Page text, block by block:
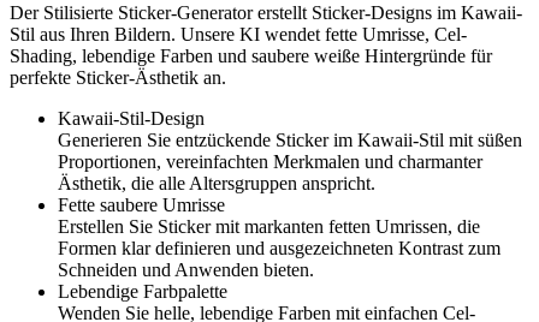
Der Stilisierte Sticker-Generator erstellt Sticker-Designs im Kawaii-
Stil aus Ihren Bildern. Unsere KI wendet fette Umrisse, Cel-
Shading, lebendige Farben und saubere weiße Hintergründe für
perfekte Sticker-Ästhetik an.
Kawaii-Stil-Design
Generieren Sie entzückende Sticker im Kawaii-Stil mit süßen
Proportionen, vereinfachten Merkmalen und charmanter
Ästhetik, die alle Altersgruppen anspricht.
Fette saubere Umrisse
Erstellen Sie Sticker mit markanten fetten Umrissen, die
Formen klar definieren und ausgezeichneten Kontrast zum
Schneiden und Anwenden bieten.
Lebendige Farbpalette
Wenden Sie helle, lebendige Farben mit einfachen Cel-